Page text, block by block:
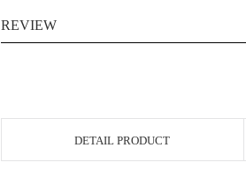
REVIEW
DETAIL PRODUCT